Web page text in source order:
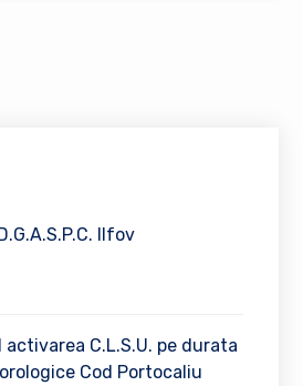
Ilfov
C.L.S.U. pe durata
Cod Portocaliu